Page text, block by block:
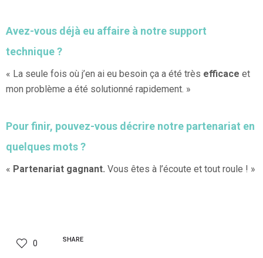
Avez-vous déjà eu affaire à notre support
technique ?
« La seule fois où j’en ai eu besoin ça a été très efficace et
mon problème a été solutionné rapidement. »
Pour finir, pouvez-vous décrire notre partenariat en
quelques mots ?
« Partenariat gagnant. Vous êtes à l’écoute et tout roule ! »
0 SHARE